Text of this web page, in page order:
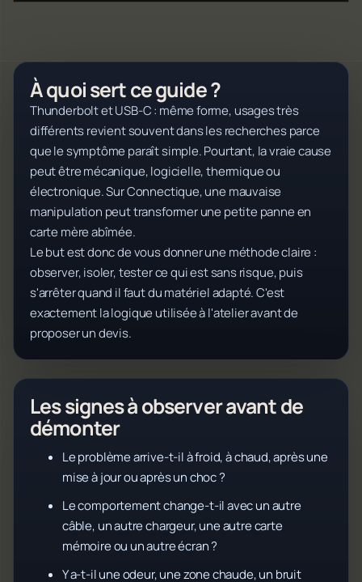
À quoi sert ce guide ?
Thunderbolt et USB-C : même forme, usages très
différents revient souvent dans les recherches parce
que le symptôme paraît simple. Pourtant, la vraie cause
peut être mécanique, logicielle, thermique ou
électronique. Sur Connectique, une mauvaise
manipulation peut transformer une petite panne en
carte mère abîmée.
Le but est donc de vous donner une méthode claire :
observer, isoler, tester ce qui est sans risque, puis
s'arrêter quand il faut du matériel adapté. C'est
exactement la logique utilisée à l'atelier avant de
proposer un devis.
Les signes à observer avant de
démonter
Le problème arrive-t-il à froid, à chaud, après une
mise à jour ou après un choc ?
Le comportement change-t-il avec un autre
câble, un autre chargeur, une autre carte
mémoire ou un autre écran ?
Y a-t-il une odeur, une zone chaude, un bruit